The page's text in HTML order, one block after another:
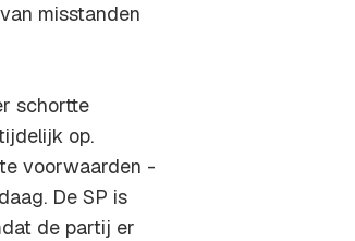
misstanden
schortte
op.
voorwaarden -
De SP is
de partij er